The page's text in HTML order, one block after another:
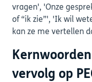
vragen', 'Onze
of “ik zie”', 'Ik wil
kan ze me vertellen
vervolg op